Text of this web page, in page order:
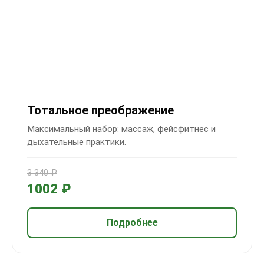
Тотальное преображение
Максимальный набор: массаж, фейсфитнес и
дыхательные практики.
3 340 ₽
1002 ₽
Подробнее